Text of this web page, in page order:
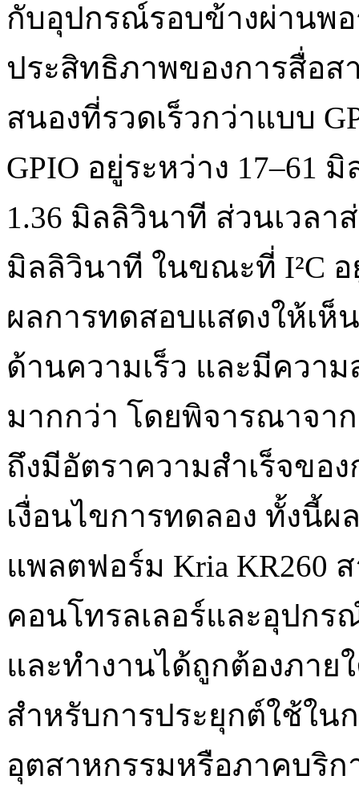
กับอุปกรณ์รอบข้างผ่านพอ
ประสิทธิภาพของการสื่อส
สนองที่รวดเร็วกว่าแบบ
GPIO อยู่ระหว่าง 17–61
1.36 มิลลิวินาที ส่วนเวลา
มิลลิวินาที ในขณะที่ I²C อ
ผลการทดสอบแสดงให้เห็
ด้านความเร็ว และมีควา
มากกว่า โดยพิจารณาจา
ถึงมีอัตราความสำเร็จขอ
เงื่อนไขการทดลอง ทั้งนี้ผ
แพลตฟอร์ม Kria KR260
คอนโทรลเลอร์และอุปก
และทำงานได้ถูกต้องภาย
สำหรับการประยุกต์ใช้ใ
อุตสาหกรรมหรือภาคบริก